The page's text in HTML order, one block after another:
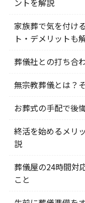
ントを解説
家族葬で気を付け
ト・デメリットも
葬儀社との打ち合
無宗教葬儀とは？
お葬式の手配で後
終活を始めるメリ
説
葬儀屋の24時間対
こと